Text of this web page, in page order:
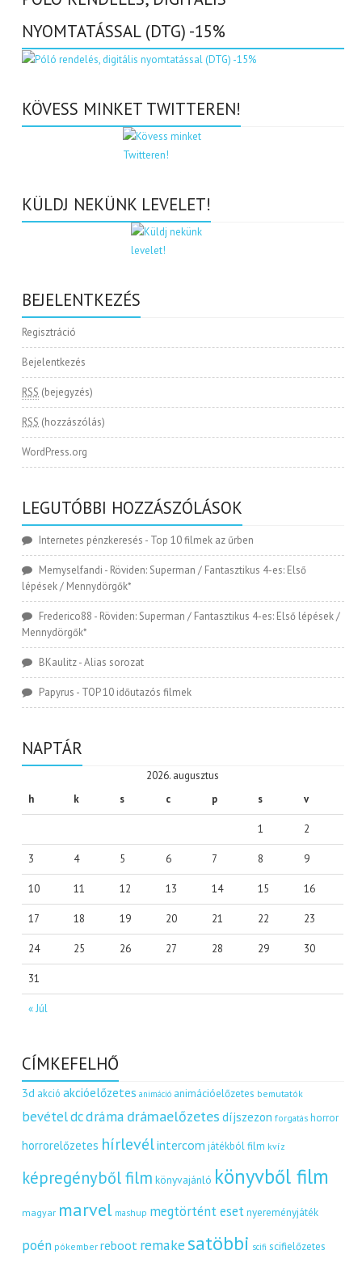
NYOMTATÁSSAL (DTG) -15%
KÖVESS MINKET TWITTEREN!
KÜLDJ NEKÜNK LEVELET!
BEJELENTKEZÉS
Regisztráció
Bejelentkezés
RSS (bejegyzés)
RSS (hozzászólás)
WordPress.org
LEGUTÓBBI HOZZÁSZÓLÁSOK
Internetes pénzkeresés - Top 10 filmek az űrben
Memyselfandi - Röviden: Superman / Fantasztikus 4-es: Első
lépések / Mennydörgők*
Frederico88 - Röviden: Superman / Fantasztikus 4-es: Első lépések /
Mennydörgők*
BKaulitz-Alias sorozat
Papyrus - TOP 10 időutazós filmek
NAPTÁR
2026. augusztus
h
k s c p s v
« Júl
1 2
3 4 5 6 7 8 9
10 11 12 13 14 15 16
17 18 19 20 21 22 23
24 25 26 27 28 29 30
31
CÍMKEFELHŐ
3d akció akcióelőzetes animáció animációelőzetes bemutatók
bevételdcdráma drámaelőzetes díjszezon forgatás horror
horrorelőzetes hírlevélintercom játékból film kvíz
képregényből film könyvajánló könyvből film
magyar marvel mashup megtörtént eset nyereményjáték
poén pókember reboot remakesatöbbi scifi scifielőzetes